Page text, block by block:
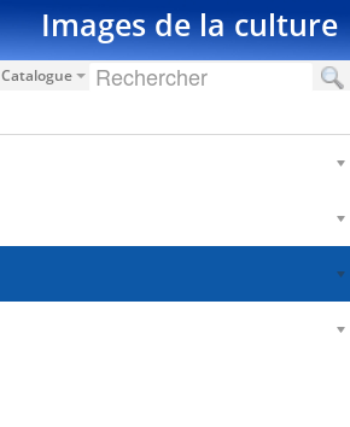
Images de la culture
Catalogue